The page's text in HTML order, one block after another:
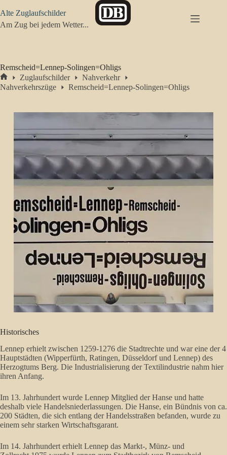
Inhalt
springen
Alte Zuglaufschilder
Am Zug bei jedem Wetter...
Remscheid=Lennep-Solingen=Ohligs
Start
Zuglaufschilder
Nahverkehr
Nahverkehrszüge
Remscheid=Lennep-Solingen=Ohligs
Historisches
Lennep erhielt zwischen 1259-1276 die Stadtrechte und war eine der 4
Hauptstädten (Wipperfürth, Ratingen, Düsseldorf und Lennep) des
Herzogtums Berg. Die Industrialisierung der Textilindustrie nahm hier
ihren Anfang.
Im 13. Jahrhundert wurde Lennep Mitglied der Hanse und hatte
deshalb viele Handelsniederlassungen. Die Hanse, ein Bündnis von ca.
200 Städten, die sich entlang der Handelsstraßen befanden, wurde zu
einem sehr starken Wirtschaftsgarant.
Im 14. Jahrhundert erhielt Lennep das Markt-, Münz- und